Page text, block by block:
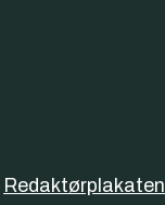
Redaktørplakaten